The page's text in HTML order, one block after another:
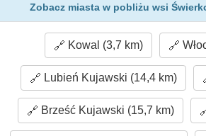
Zobacz miasta w pobliżu wsi
Kowal (3,7 km)
Lubień Kujawski (14,4 km)
Brześć Kujawski (15,7 km)